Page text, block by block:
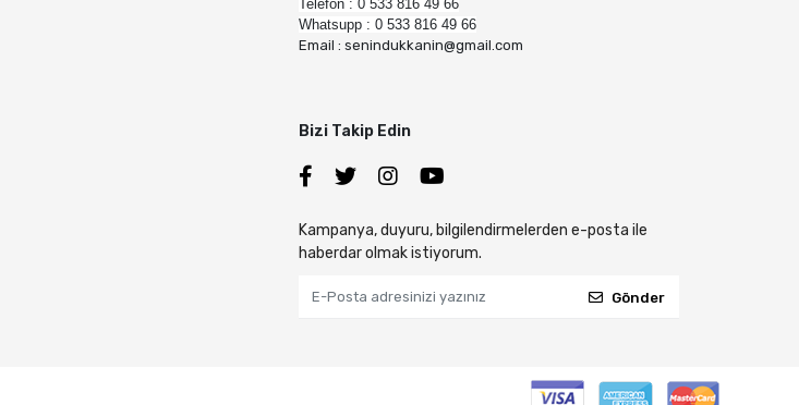
Telefon : 0 533 816 49 66
Whatsupp : 0 533 816 49 66
Email : senindukkanin@gmail.com
Bizi Takip Edin
Kampanya, duyuru, bilgilendirmelerden e-posta ile
haberdar olmak istiyorum.
Gönder